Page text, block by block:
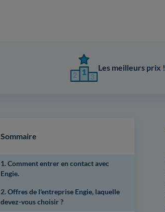
Les meilleurs prix !
Sommaire
1. Comment entrer en contact avec
Engie.
2. Offres de l'entreprise Engie, laquelle
devez-vous choisir ?